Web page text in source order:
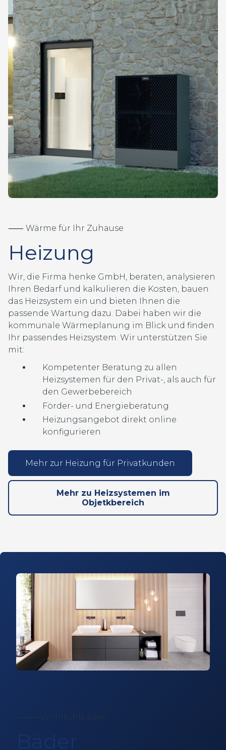
⸺ Wärme für Ihr Zuhause
Heizung
Wir, die Firma henke GmbH, beraten, analysieren
Ihren Bedarf und kalkulieren die Kosten, bauen
das Heizsystem ein und bieten Ihnen die
passende Wartung dazu. Dabei haben wir die
kommunale Wärmeplanung im Blick und finden
Ihr passendes Heizsystem. Wir unterstützen Sie
mit:
Kompetenter Beratung zu allen
Heizsystemen für den Privat-, als auch für
den Gewerbebereich
Förder- und Energieberatung
Heizungsangebot direkt online
konfigurieren
Mehr zur Heizung für Privatkunden
Mehr zu Heizsystemen im
Objetkbereich
⸻ Wohlfühlbäder
Bäder